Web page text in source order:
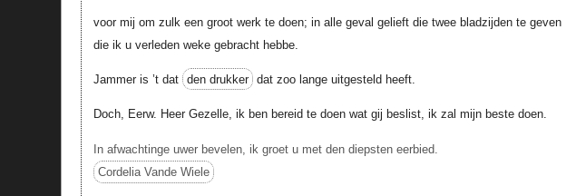
voor mij om zulk een groot werk te doen; in alle geval gelieft die twee bladzijden te geven
die ik u verleden weke gebracht hebbe.
Jammer is ’t dat den drukker dat zoo lange uitgesteld heeft.
Doch, Eerw. Heer Gezelle, ik ben bereid te doen wat gij beslist, ik zal mijn beste doen.
In afwachtinge uwer bevelen, ik groet u met den diepsten eerbied.
Cordelia Vande Wiele